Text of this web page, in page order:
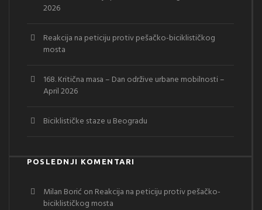
2026
Reakcija na peticiju protiv pešačko-biciklističkog
mosta
168. Kritična masa – Dan održive urbane mobilnosti –
April 2026
Biciklističke staze u Beogradu
POSLEDNJI KOMENTARI
Milan Borić on Reakcija na peticiju protiv pešačko-
biciklističkog mosta